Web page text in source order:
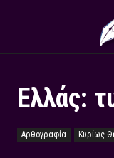
Ελλάς:
Αρθογραφία Κυρίως